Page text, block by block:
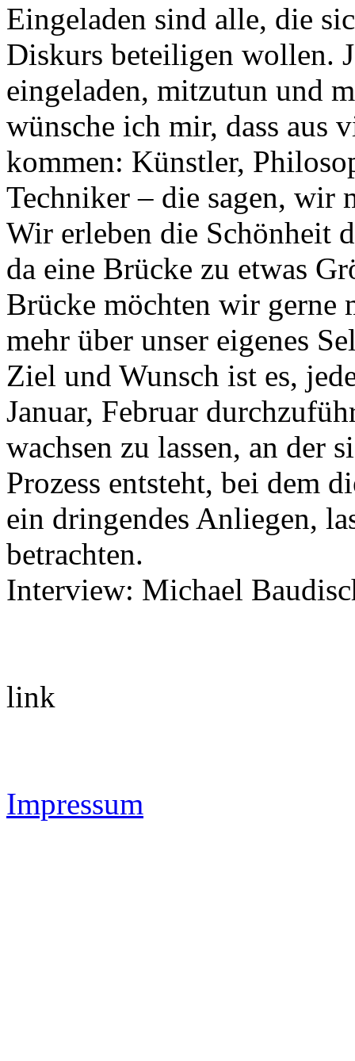
Eingeladen sind alle, die
Diskurs beteiligen wollen.
eingeladen, mitzutun und
wünsche ich mir, dass aus
kommen: Künstler,
Techniker – die sagen, wir
Wir erleben die Schönheit
da eine Brücke zu etwas
Brücke möchten wir gerne
mehr über unser eigenes
Ziel und Wunsch ist es,
Januar, Februar
wachsen zu lassen, an der
Prozess entsteht, bei dem
ein dringendes Anliegen,
betrachten.
Interview: Michael
link
Impressum